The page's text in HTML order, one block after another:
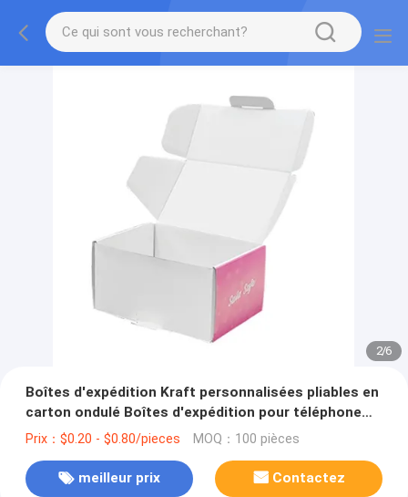
2/6
Boîtes d'expédition Kraft personnalisées pliables en
carton ondulé Boîtes d'expédition pour téléphone
portable
Prix：$0.20 - $0.80/pieces MOQ：100 pièces
meilleur prix Contactez